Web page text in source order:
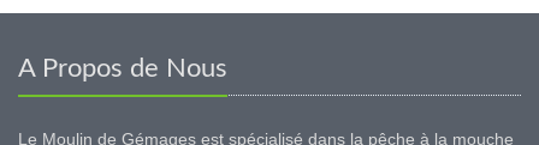
A Propos de Nous
Le Moulin de Gémages est spécialisé dans la pêche à la mouche